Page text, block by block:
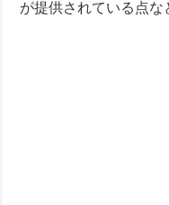
が提供されている点な